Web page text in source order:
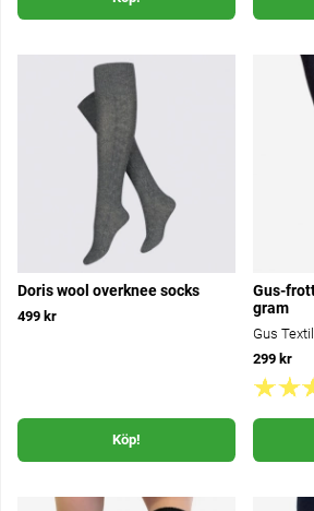
Doris wool overknee socks
499 kr
Köp!
Gus-
gram
Gus Textil
299 kr